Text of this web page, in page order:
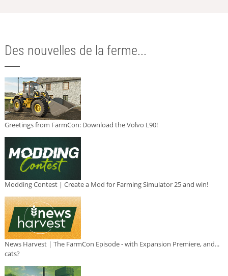
Des nouvelles de la ferme...
Greetings from FarmCon: Download the Volvo L90!
Modding Contest | Create a Mod for Farming Simulator 25 and win!
News Harvest | The FarmCon Episode - with Expansion Premiere, and...
cats?